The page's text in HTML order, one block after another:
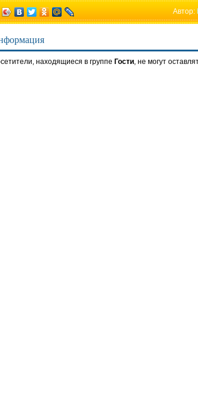
Автор:
находящиеся в группе Гости, не могут